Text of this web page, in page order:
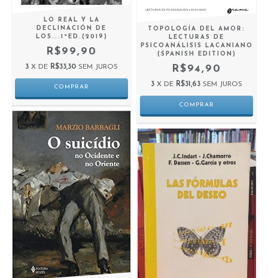
LO REAL Y LA
DECLINACIÓN DE
LOS...1ªED.(2019)
R$99,90
3 X DE R$33,30 SEM JUROS
TOPOLOGÍA DEL AMOR:
LECTURAS DE
PSICOANÁLISIS LACANIANO
(SPANISH EDITION)
R$94,90
3 X DE R$31,63 SEM JUROS